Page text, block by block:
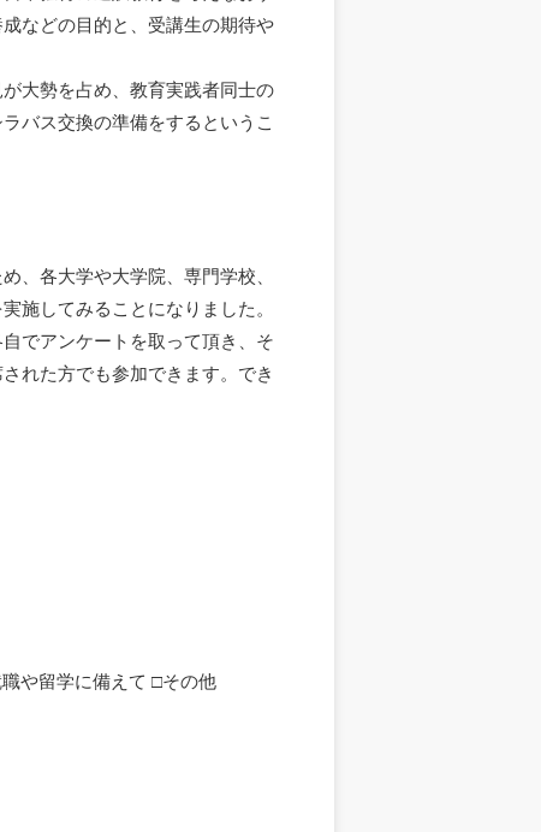
などの目的と、受講生の期待や
大勢を占め、教育実践者同士の
バス交換の準備をするというこ
、各大学や大学院、専門学校、
施してみることになりました。
でアンケートを取って頂き、そ
れた方でも参加できます。でき
職や留学に備えて □その他